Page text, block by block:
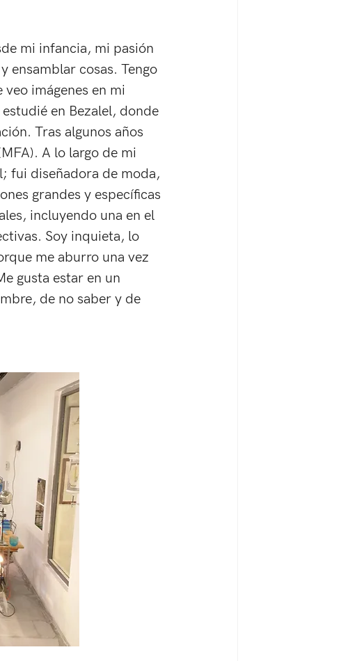
mi infancia, mi pasión
ensamblar cosas. Tengo
imágenes en mi
en Bezalel, donde
Tras algunos años
A lo largo de mi
fui diseñadora de moda,
grandes y específicas
incluyendo una en el
Soy inquieta, lo
me aburro una vez
gusta estar en un
de no saber y de